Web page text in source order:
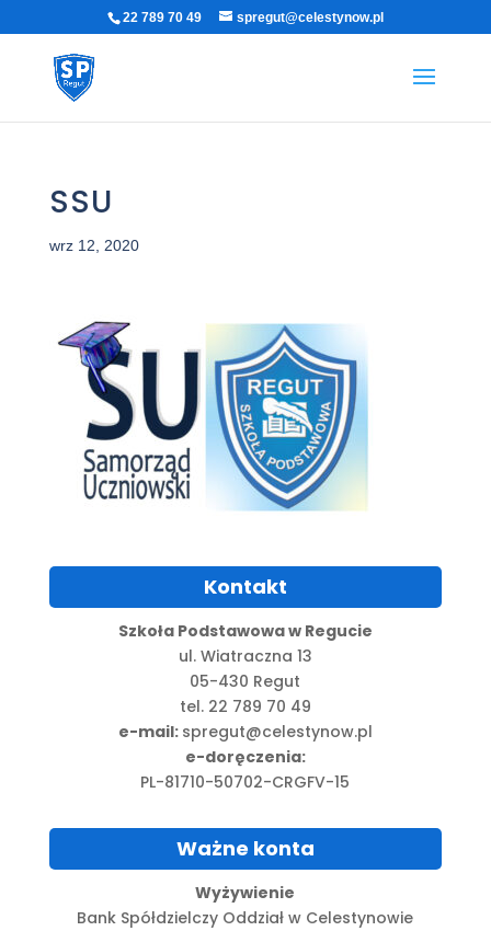
22 789 70 49 spregut@celestynow.pl
SSU
wrz 12, 2020
Kontakt
Szkoła Podstawowa w Regucie
ul. Wiatraczna 13
05-430 Regut
tel. 22 789 70 49
e-mail: spregut@celestynow.pl
e-doręczenia:
PL-81710-50702-CRGFV-15
Ważne konta
Wyżywienie
Bank Spółdzielczy Oddział w Celestynowie